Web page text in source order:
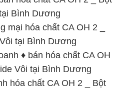
Bình Dương
mại hóa chất CA OH 2 _
tại Bình Dương
♦ bán hóa chất CA OH
Vôi tại Bình Dương
hóa chất CA OH 2 _ Bột